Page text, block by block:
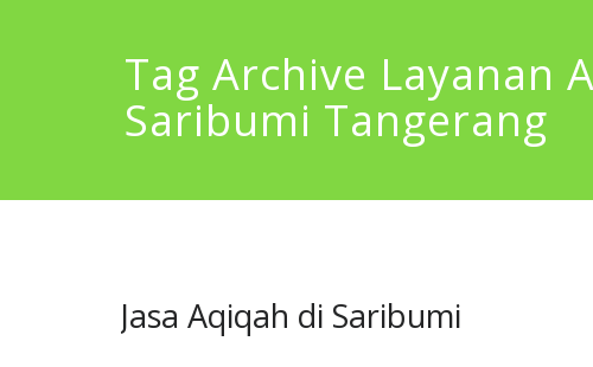
Tag Archive Layanan
Saribumi Tangerang
Jasa Aqiqah di Saribumi